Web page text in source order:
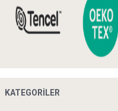
KATEGORILER